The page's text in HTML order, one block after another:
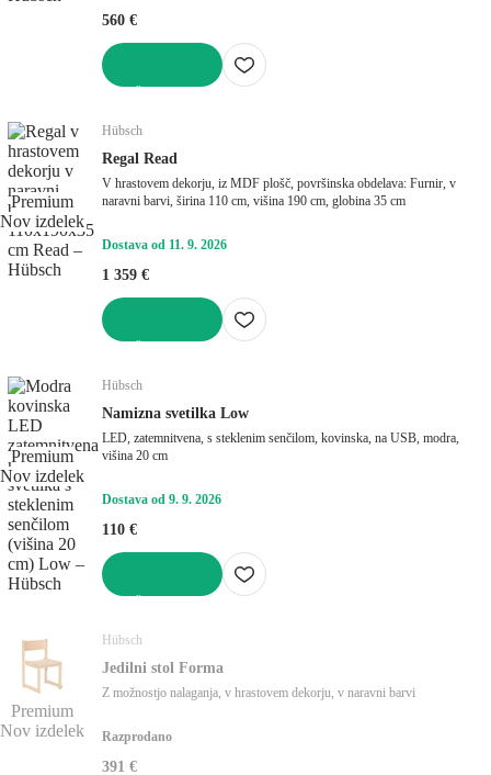
560 €
Premium
Nov izdelek
Hübsch
Regal Read
V hrastovem dekorju, iz MDF plošč, površinska obdelava: Furnir, v
naravni barvi, širina 110 cm, višina 190 cm, globina 35 cm
Dostava od 11. 9. 2026
1 359 €
Premium
Nov izdelek
Hübsch
Namizna svetilka Low
LED, zatemnitvena, s steklenim senčilom, kovinska, na USB, modra,
višina 20 cm
Dostava od 9. 9. 2026
110 €
Premium
Nov izdelek
Hübsch
Jedilni stol Forma
Z možnostjo nalaganja, v hrastovem dekorju, v naravni barvi
Razprodano
391 €